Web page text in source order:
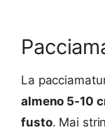
La
almeno 5-10
fusto. Mai